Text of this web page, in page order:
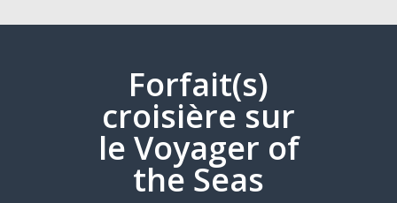
Forfait(s)
croisière sur
le Voyager of
the Seas